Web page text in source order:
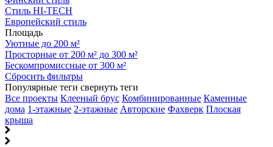
Стиль HI-TECH
Европейский стиль
Площадь
Уютные до 200 м²
Просторные от 200 м² до 300 м²
Бескомпромиссные от 300 м²
Сбросить фильтры
Популярные теги свернуть теги
Все проекты Клееный брус Комбинированные Каменные
дома 1-этажные 2-этажные Авторские Фахверк Плоская
крыша